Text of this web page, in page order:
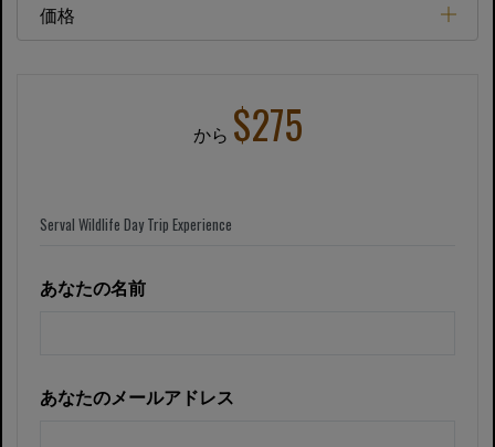
価格
から $275
あなたの名前
あなたのメールアドレス